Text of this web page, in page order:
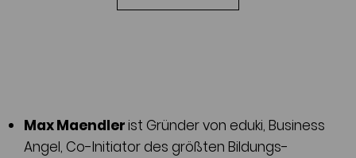
Max Maendlerist Gründer von eduki, Business
Angel, Co-Initiator des größten Bildungs-